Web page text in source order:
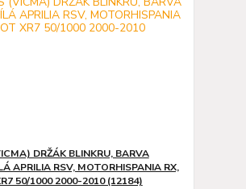
DRŽÁK BLINKRU, BARVA
APRILIA RSV, MOTORHISPANIA RX,
50/1000 2000-2010 (12184)